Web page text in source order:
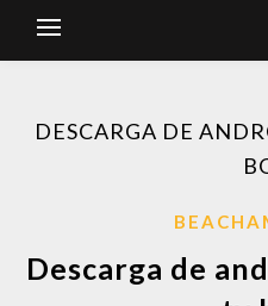
DESCARGA DE
Descarga de